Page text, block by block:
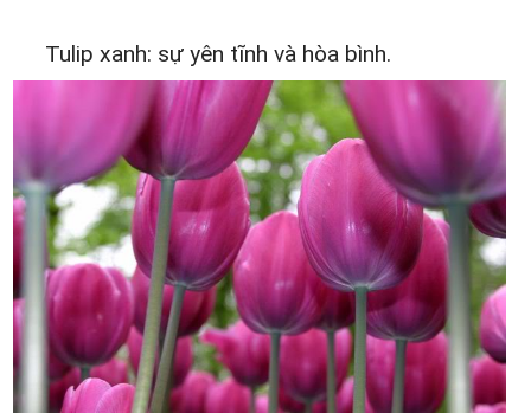
Tulip xanh: sự yên tĩnh và hòa bình.